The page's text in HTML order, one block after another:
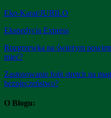
Eko-Karat/JUBILO
Ekspedycja Express
Rozgrzewka na świeżym
mieć?
Zastosowanie folii stretch na
bezpieczeństwo?
O Blogu: